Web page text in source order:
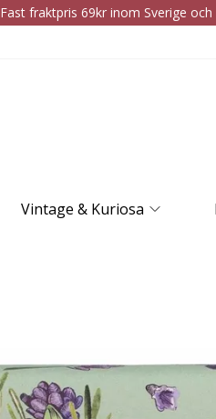
Fast fraktpris 69kr inom Sverige
Vintage & Kuriosa